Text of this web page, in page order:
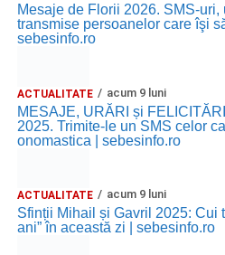
Mesaje de Florii 2026. SMS-
transmise persoanelor care îşi
sebesinfo.ro
ACTUALITATE acum 9 luni
MESAJE, URĂRI și
2025. Trimite-le un SMS celor
onomastica | sebesinfo.ro
ACTUALITATE acum 9 luni
Sfinții Mihail și Gavril 2025: Cui
ani” în această zi | sebesinfo.ro